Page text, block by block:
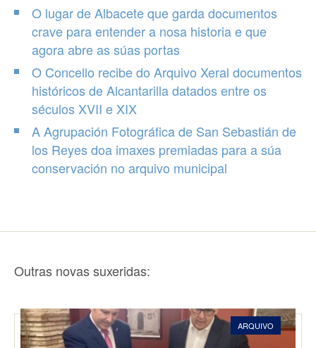
O lugar de Albacete que garda documentos
crave para entender a nosa historia e que
agora abre as súas portas
O Concello recibe do Arquivo Xeral documentos
históricos de Alcantarilla datados entre os
séculos XVII e XIX
A Agrupación Fotográfica de San Sebastián de
los Reyes doa imaxes premiadas para a súa
conservación no arquivo municipal
Outras novas suxeridas:
ARQUIVO